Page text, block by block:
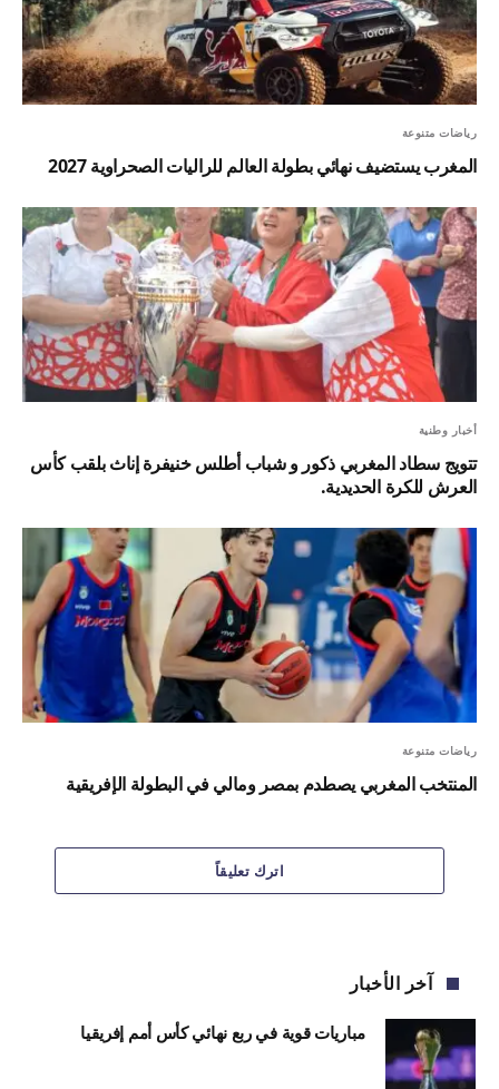
رياضات متنوعة
المغرب يستضيف نهائي بطولة العالم للراليات الصحراوية 2027
أخبار وطنية
تتويج سطاد المغربي ذكور و شباب أطلس خنيفرة إناث بلقب كأس
العرش للكرة الحديدية.
رياضات متنوعة
المنتخب المغربي يصطدم بمصر ومالي في البطولة الإفريقية
اترك تعليقاً
آخر الأخبار
مباريات قوية في ربع نهائي كأس أمم إفريقيا